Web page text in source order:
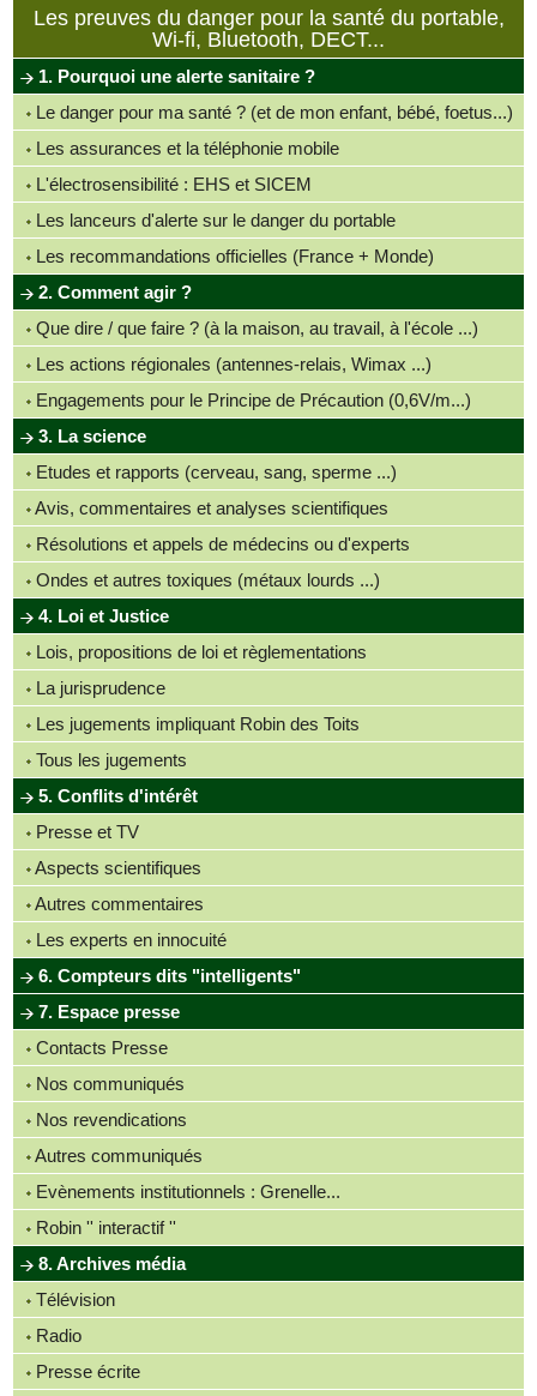
Les preuves du danger pour la santé du portable,
Wi-fi, Bluetooth, DECT...
1. Pourquoi une alerte sanitaire ?
Le danger pour ma santé ? (et de mon enfant, bébé, foetus...)
Les assurances et la téléphonie mobile
L'électrosensibilité : EHS et SICEM
Les lanceurs d'alerte sur le danger du portable
Les recommandations officielles (France + Monde)
2. Comment agir ?
Que dire / que faire ? (à la maison, au travail, à l'école ...)
Les actions régionales (antennes-relais, Wimax ...)
Engagements pour le Principe de Précaution (0,6V/m...)
3. La science
Etudes et rapports (cerveau, sang, sperme ...)
Avis, commentaires et analyses scientifiques
Résolutions et appels de médecins ou d'experts
Ondes et autres toxiques (métaux lourds ...)
4. Loi et Justice
Lois, propositions de loi et règlementations
La jurisprudence
Les jugements impliquant Robin des Toits
Tous les jugements
5. Conflits d'intérêt
Presse et TV
Aspects scientifiques
Autres commentaires
Les experts en innocuité
6. Compteurs dits "intelligents"
7. Espace presse
Contacts Presse
Nos communiqués
Nos revendications
Autres communiqués
Evènements institutionnels : Grenelle...
Robin '' interactif ''
8. Archives média
Télévision
Radio
Presse écrite